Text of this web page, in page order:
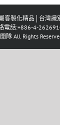
客製化精品│台灣
電話:+886-4-
隊 All Rights